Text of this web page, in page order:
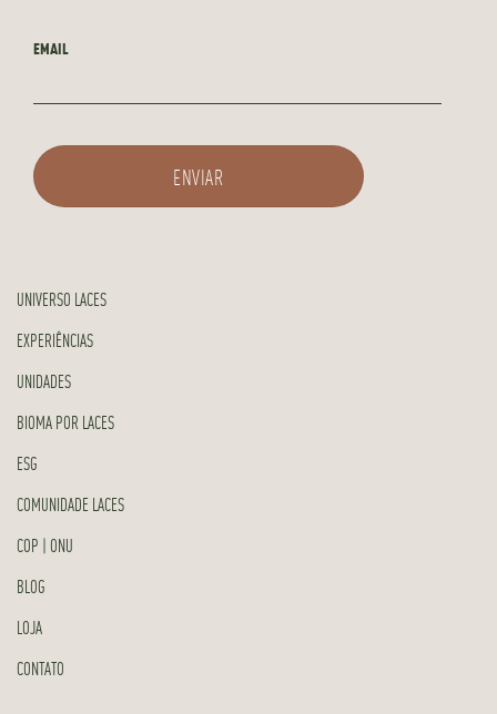
EMAIL
UNIVERSO LACES
EXPERIÊNCIAS
UNIDADES
BIOMA POR LACES
ESG
COMUNIDADE LACES
COP | ONU
BLOG
LOJA
CONTATO